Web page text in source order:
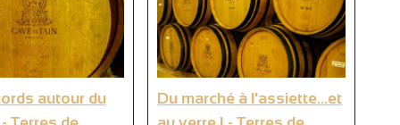
9
autour du
Du marché à l'assiette...et